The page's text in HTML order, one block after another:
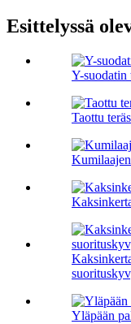
Esittelyssä
Y-suodatin
Taottu
Yläpään